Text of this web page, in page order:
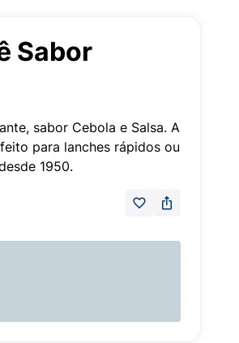
Sabor
sabor Cebola e Salsa. A
para lanches rápidos ou
1950.